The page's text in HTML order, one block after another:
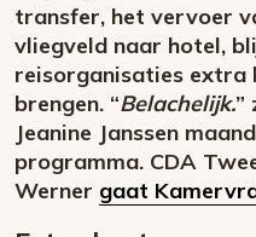
transfer, het vervoer
vliegveld naar hotel,
reisorganisaties extra
brengen. “Belachelijk.”
Jeanine Janssen
programma. CDA
Werner gaat